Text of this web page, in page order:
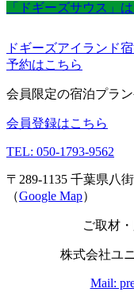
「ドギーズサウス」
ドギーズアイランド
予約はこちら
会員限定の宿泊プラ
会員登録はこちら
TEL: 050-1793-9562
〒289-1135 千葉県八
（Google Map）
ご取材
株式会社ユ
Mail: